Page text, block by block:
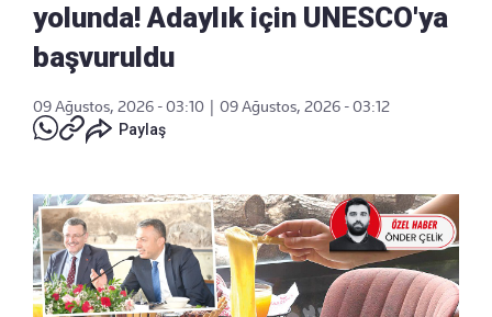
yolunda! Adaylık için UNESCO'ya
başvuruldu
09 Ağustos, 2026 - 03:10
09 Ağustos, 2026 - 03:12
Paylaş